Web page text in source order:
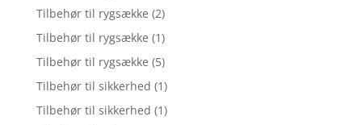
Tilbehør til rygsække (2)
Tilbehør til rygsække (1)
Tilbehør til rygsække (5)
Tilbehør til sikkerhed (1)
Tilbehør til sikkerhed (1)